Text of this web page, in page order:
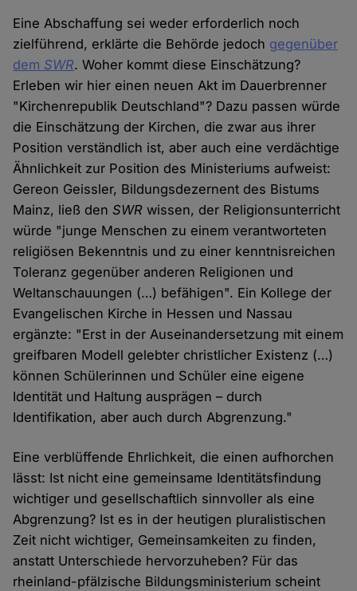
Eine Abschaffung sei weder erforderlich noch
zielführend, erklärte die Behörde jedoch gegenüber
dem SWR. Woher kommt diese Einschätzung?
Erleben wir hier einen neuen Akt im Dauerbrenner
"Kirchenrepublik Deutschland"? Dazu passen würde
die Einschätzung der Kirchen, die zwar aus ihrer
Position verständlich ist, aber auch eine verdächtige
Ähnlichkeit zur Position des Ministeriums aufweist:
Gereon Geissler, Bildungsdezernent des Bistums
Mainz, ließ denSWR wissen, der Religionsunterricht
würde "junge Menschen zu einem verantworteten
religiösen Bekenntnis und zu einer kenntnisreichen
Toleranz gegenüber anderen Religionen und
Weltanschauungen (…) befähigen". Ein Kollege der
Evangelischen Kirche in Hessen und Nassau
ergänzte: "Erst in der Auseinandersetzung mit einem
greifbaren Modell gelebter christlicher Existenz (…)
können Schülerinnen und Schüler eine eigene
Identität und Haltung ausprägen – durch
Identifikation, aber auch durch Abgrenzung."
Eine verblüffende Ehrlichkeit, die einen aufhorchen
lässt: Ist nicht eine gemeinsame Identitätsfindung
wichtiger und gesellschaftlich sinnvoller als eine
Abgrenzung? Ist es in der heutigen pluralistischen
Zeit nicht wichtiger, Gemeinsamkeiten zu finden,
anstatt Unterschiede hervorzuheben? Für das
rheinland-pfälzische Bildungsministerium scheint